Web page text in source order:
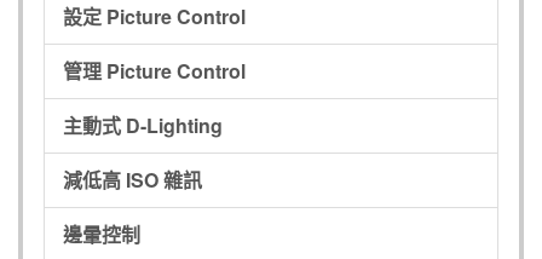
設定 Picture Control
管理 Picture Control
主動式 D-Lighting
減低高 ISO 雜訊
邊暈控制